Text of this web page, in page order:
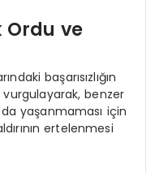
Ordu ve
başarısızlığın
benzer
da yaşanmaması için
ertelenmesi